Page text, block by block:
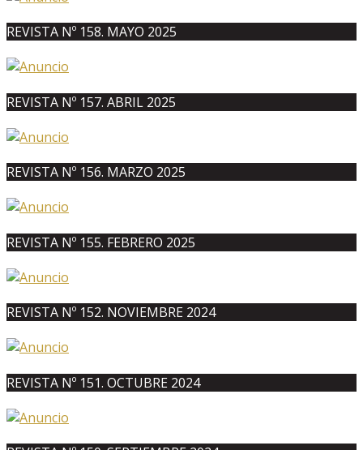
REVISTA Nº 158. MAYO 2025
REVISTA Nº 157. ABRIL 2025
REVISTA Nº 156. MARZO 2025
REVISTA Nº 155. FEBRERO 2025
REVISTA Nº 152. NOVIEMBRE 2024
REVISTA Nº 151. OCTUBRE 2024